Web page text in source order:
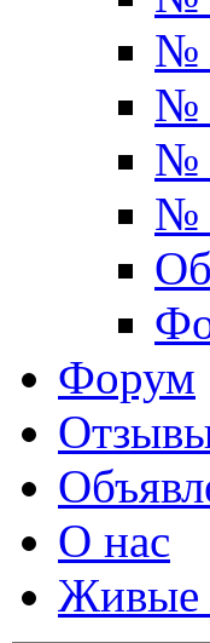
№
№
№
№
Форум
О нас
Живые